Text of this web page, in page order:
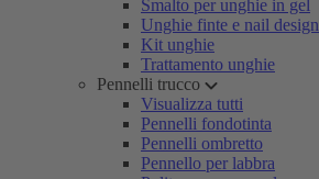
Smalto per unghie in gel
Unghie finte e nail design
Kit unghie
Trattamento unghie
Pennelli trucco
Visualizza tutti
Pennelli fondotinta
Pennelli ombretto
Pennello per labbra